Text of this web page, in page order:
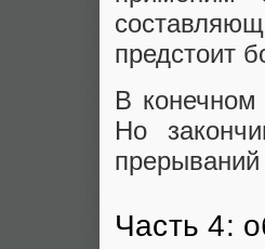
предстоит
В
Но
Часть 4: